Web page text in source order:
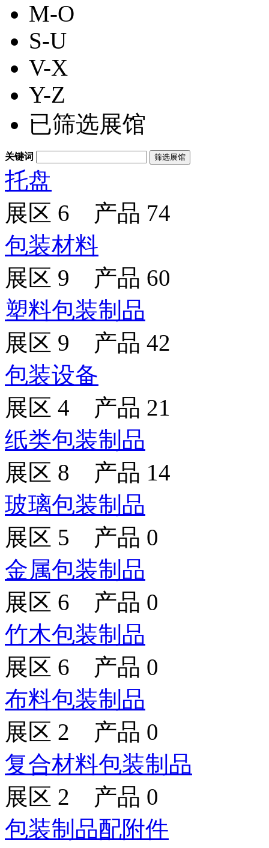
M-O
S-U
V-X
Y-Z
已筛选展馆
关键词
托盘
展区 6 产品 74
包装材料
展区 9 产品 60
塑料包装制品
展区 9 产品 42
包装设备
展区 4 产品 21
纸类包装制品
展区 8 产品 14
玻璃包装制品
展区 5 产品 0
金属包装制品
展区 6 产品 0
竹木包装制品
展区 6 产品 0
布料包装制品
展区 2 产品 0
复合材料包装制品
展区 2 产品 0
包装制品配附件